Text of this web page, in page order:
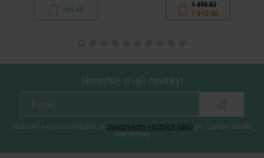
199 Kč
1 490 Kč
1 043 Kč
Nenechte si ujít novinky!
vložením e-mailu souhlasíte se zpracováním osobních údajů pro zasílání našeho
newsletteru